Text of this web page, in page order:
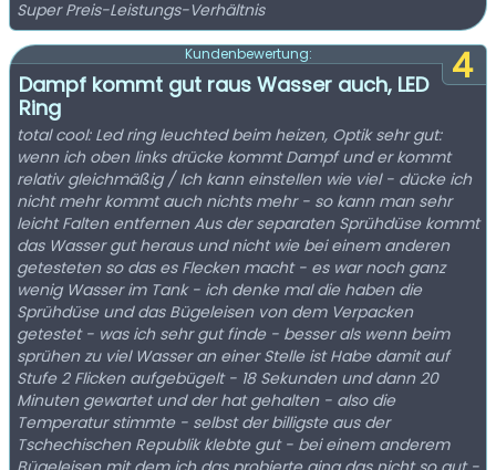
Super Preis-Leistungs-Verhältnis
4
Kundenbewertung:
Dampf kommt gut raus Wasser auch, LED
Ring
total cool: Led ring leuchted beim heizen, Optik sehr gut:
wenn ich oben links drücke kommt Dampf und er kommt
relativ gleichmäßig / Ich kann einstellen wie viel - dücke ich
nicht mehr kommt auch nichts mehr - so kann man sehr
leicht Falten entfernen Aus der separaten Sprühdüse kommt
das Wasser gut heraus und nicht wie bei einem anderen
getesteten so das es Flecken macht - es war noch ganz
wenig Wasser im Tank - ich denke mal die haben die
Sprühdüse und das Bügeleisen von dem Verpacken
getestet - was ich sehr gut finde - besser als wenn beim
sprühen zu viel Wasser an einer Stelle ist Habe damit auf
Stufe 2 Flicken aufgebügelt - 18 Sekunden und dann 20
Minuten gewartet und der hat gehalten - also die
Temperatur stimmte - selbst der billigste aus der
Tschechischen Republik klebte gut - bei einem anderem